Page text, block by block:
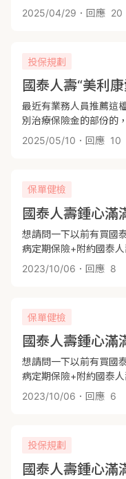
的醫療保單和重大傷病~
2025/04/29 ．回應 20
投保規劃
國泰人壽“美利
最近有業務人員推薦這
別治療保險金的部份的
時會有實支實付的問題
2025/05/10 ．回應 10
保單健檢
想請問一下以前有買國
病定期保險+附約國泰
療健康保險如果我重大
這一條會失效嗎?他有寫
2023/10/06 ．回應 8
保單健檢
想請問一下以前有買國
病定期保險+附約國泰
療健康保險如果我重大
這一條會失效嗎?他有寫
2023/10/06 ．回應 6
投保規劃